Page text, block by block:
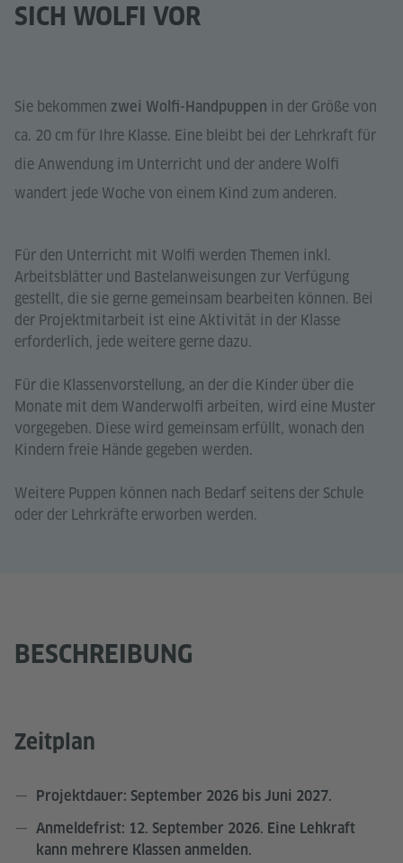
SICH WOLFI VOR
Sie bekommen zwei Wolfi-Handpuppen in der Größe von
ca. 20 cm für Ihre Klasse. Eine bleibt bei der Lehrkraft für
die Anwendung im Unterricht und der andere Wolfi
wandert jede Woche von einem Kind zum anderen.
Für den Unterricht mit Wolfi werden Themen inkl.
Arbeitsblätter und Bastelanweisungen zur Verfügung
gestellt, die sie gerne gemeinsam bearbeiten können. Bei
der Projektmitarbeit ist eine Aktivität in der Klasse
erforderlich, jede weitere gerne dazu.
Für die Klassenvorstellung, an der die Kinder über die
Monate mit dem Wanderwolfi arbeiten, wird eine Muster
vorgegeben. Diese wird gemeinsam erfüllt, wonach den
Kindern freie Hände gegeben werden.
Weitere Puppen können nach Bedarf seitens der Schule
oder der Lehrkräfte erworben werden.
BESCHREIBUNG
Zeitplan
Projektdauer: September 2026 bis Juni 2027.
Anmeldefrist: 12. September 2026. Eine Lehkraft
kann mehrere Klassen anmelden.